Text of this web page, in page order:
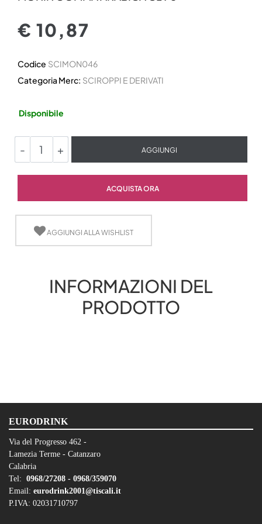
€ 10,87
Codice SCIMON046
Categoria Merc: SCIROPPI E DERIVATI
Disponibile
AGGIUNGI
ACQUISTA ORA
AGGIUNGI ALLA WISHLIST
INFORMAZIONI DEL
PRODOTTO
EURODRINK
Via del Progresso 462 -
Lamezia Terme - Catanzaro
Calabria
Tel: 0968/27208 - 0968/359070
Email: eurodrink2001@tiscali.it
P.IVA: 02031710797